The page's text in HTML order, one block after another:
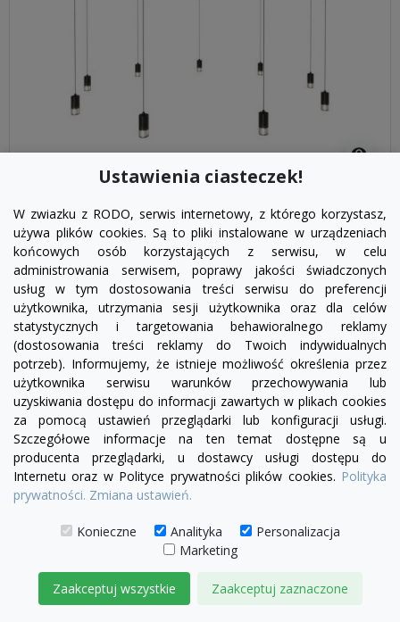
visibility
Lampa designerska Wisząca Linea 9
1 099,00 zł
DODAJ DO KOSZYKA
Ustawienia ciasteczek!
W zwiazku z RODO, serwis internetowy, z którego korzystasz,
używa plików cookies. Są to pliki instalowane w urządzeniach
końcowych osób korzystających z serwisu, w celu
administrowania serwisem, poprawy jakości świadczonych
usług w tym dostosowania treści serwisu do preferencji
użytkownika, utrzymania sesji użytkownika oraz dla celów
statystycznych i targetowania behawioralnego reklamy
(dostosowania treści reklamy do Twoich indywidualnych
potrzeb). Informujemy, że istnieje możliwość określenia przez
użytkownika serwisu warunków przechowywania lub
uzyskiwania dostępu do informacji zawartych w plikach cookies
za pomocą ustawień przeglądarki lub konfiguracji usługi.
Szczegółowe informacje na ten temat dostępne są u
producenta przeglądarki, u dostawcy usługi dostępu do
Internetu oraz w Polityce prywatności plików cookies. Polityka
prywatności. Zmiana ustawień.
Konieczne Analityka
Personalizacja
Marketing
Zaakceptuj wszystkie Zaakceptuj zaznaczone